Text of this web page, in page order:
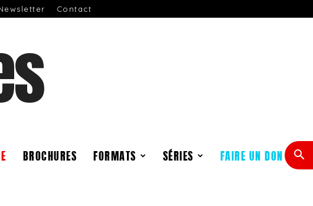
Contact
BROCHURES FORMATS SÉRIES FAIRE UN DON